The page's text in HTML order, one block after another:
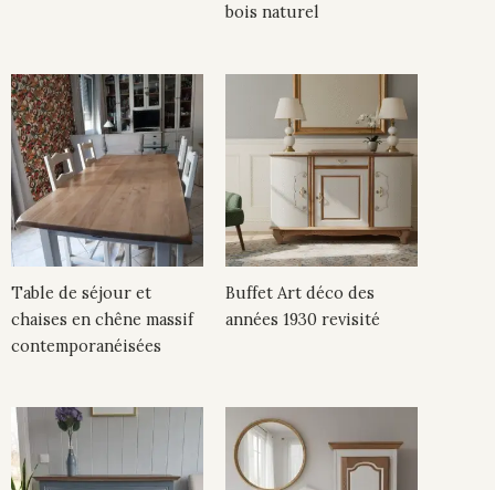
bois naturel
Table de séjour et
chaises en chêne massif
contemporanéisées
Buffet Art déco des
années 1930 revisité